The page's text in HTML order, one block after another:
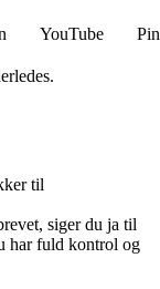
YouTube
til
siger du ja til
har fuld kontrol og